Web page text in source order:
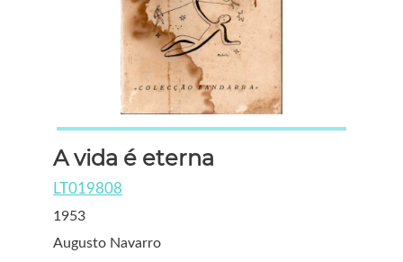
A vida é eterna
LT019808
1953
Augusto Navarro